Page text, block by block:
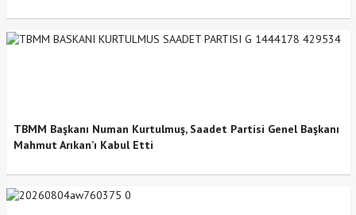
TBMM Başkanı Numan Kurtulmuş, Saadet Partisi Genel Başkanı
Mahmut Arıkan’ı Kabul Etti